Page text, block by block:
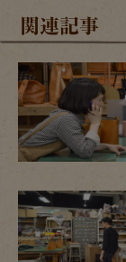
関連記事